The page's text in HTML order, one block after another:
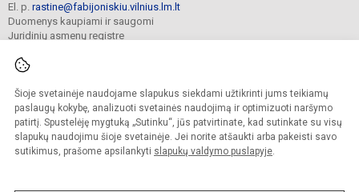
Šioje svetainėje naudojame slapukus siekdami užtikrinti jums teikiamų
paslaugų kokybę, analizuoti svetainės naudojimą ir optimizuoti naršymo
patirtį. Spustelėję mygtuką „Sutinku“, jūs patvirtinate, kad sutinkate su visų
slapukų naudojimu šioje svetainėje. Jei norite atšaukti arba pakeisti savo
sutikimus, prašome apsilankyti slapukų valdymo puslapyje.
El. p. rastine@fabijoniskiu.vilnius.lm.lt
Duomenys kaupiami ir saugomi
Juridinių asmenų registre
© 2025. Vilniaus Fabijoniškių gimnazija. Visos teisės saugomos.
Kopijuoti turinį be raštiško įstaigos administracijos sutikimo griežtai draudžiama.
Prieinamumo paraiška Slapukų valdymas